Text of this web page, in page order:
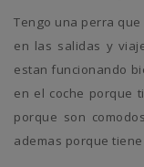
tengo una perra que es my nerviosa y miedosa, especialmente
en las salidas y
estan funcionando
en el coche porque
porque son
ademas porque